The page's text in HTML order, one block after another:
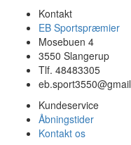
Kontakt
EB Sportspræmier
Mosebuen 4
3550 Slangerup
Tlf. 48483305
Kundeservice
Åbningstider
Kontakt os